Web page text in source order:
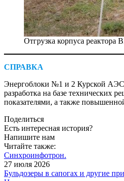
Отгрузка корпуса
СПРАВКА
Энергоблоки №1 и 2 Курской
разработка на базе
показателями, а также
Поделиться
Есть интересная история?
Напишите нам
Читайте также:
Синхроинфотрон.
27 июля 2026
Бульдозеры в сапогах и другие